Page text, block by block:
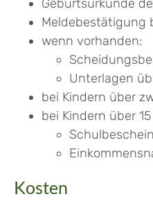
Geburtsurkunde
Meldebestätigung
wenn vorhanden:
Unterlagen
bei Kindern über
bei Kindern über
Kosten